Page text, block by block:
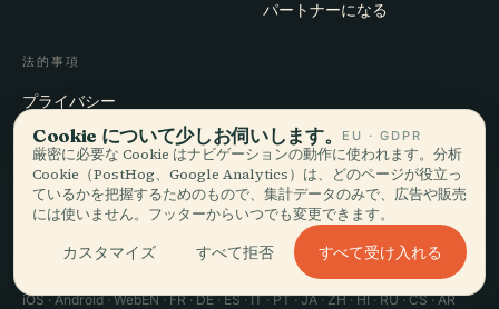
パートナーになる
法的事項
プライバシー
Cookie設定
アカウント削除
© 2026 Audiala · スイス・モルジュにて、旅の途上で、雲の上で作ってい
iOS · Android · WebEN · FR · DE · ES · IT · PT · JA · ZH · HI · RU · CS · AR
Cookie について少しお伺いします。 EU · GDPR
厳密に必要な Cookie はナビゲーションの動作に使われます。分析
Cookie（PostHog、Google Analytics）は、どのページが役立っ
ているかを把握するためのもので、集計データのみで、広告や販売
には使いません。フッターからいつでも変更できます。
カスタマイズ すべて拒否 すべて受け入れる